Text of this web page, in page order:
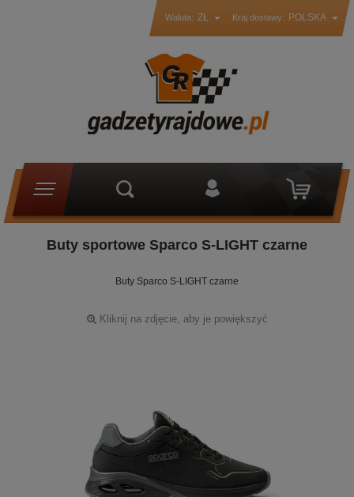
Waluta: ZŁ Kraj dostawy: POLSKA
Buty sportowe Sparco S-LIGHT czarne
Buty Sparco S-LIGHT czarne
Kliknij na zdjęcie, aby je powiększyć